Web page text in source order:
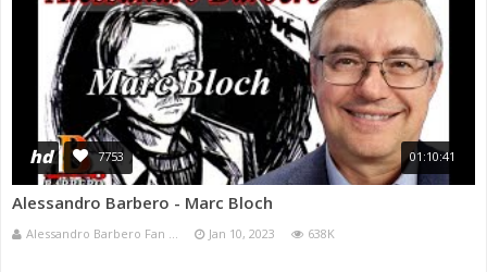
hd 7753 01:10:41
Alessandro Barbero - Marc Bloch
Alessandro Barbero Fan ... Jan 10, 2023 638K